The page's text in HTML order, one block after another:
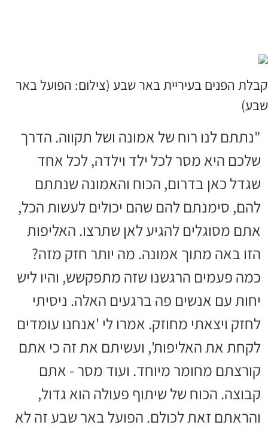
קבלת הפנים בעיריית באר שבע (צילום: הפועל באר
שבע)
"נתתם לנו רוח של אמונה ושל תקווה. הדרך
שלכם היא מסר לכל ילד וילדה, לכל אחד
שגדל כאן בדרום, הכוח והאמונה שנתתם
להם, סימנתם להם שהם יכולים לעשות הכל,
אתם מסוגלים להגיע לאן שתרצו. האליפות
הזו באה מתוך אמונה. מה יותר חזק מזה?
כמה פעמים הרגשנו שזה מתפקשש, והיו ליש
יחות עם אנשים פה ברגעים האלה. ניסיתי
לחזק ויצאתי מחוזק. אמרו לי 'אנחנו עומדים
לקחת את האליפות', ועשיתם את זה כי אתם
קורצתם מחומר מיוחד. ועוד מסר - אתם
קבוצה. הכוח של שיתוף פעולה הוא גדול,
והראתם זאת לכולם. הפועל באר שבע זה לא